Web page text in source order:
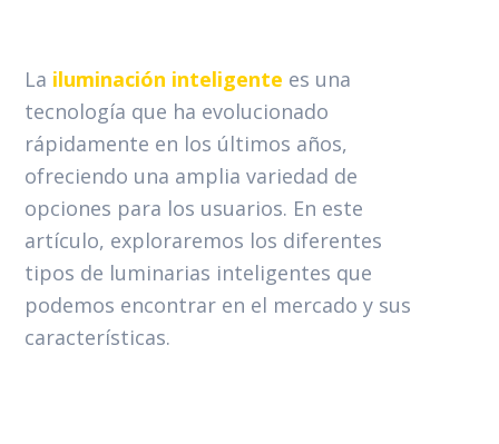
La iluminación inteligente es una
tecnología que ha evolucionado
rápidamente en los últimos años,
ofreciendo una amplia variedad de
opciones para los usuarios. En este
artículo, exploraremos los diferentes
tipos de luminarias inteligentes que
podemos encontrar en el mercado y sus
características.